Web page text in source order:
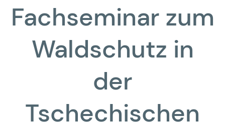
Fachseminar zum
Waldschutz in
der
Tschechischen